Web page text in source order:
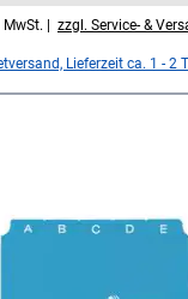
| zzgl. Service- &
Lieferzeit ca. 1 - 2